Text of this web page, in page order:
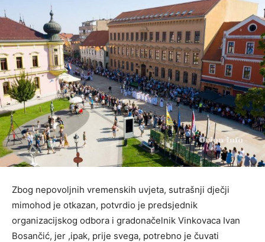
Zbog nepovoljnih vremenskih uvjeta, sutrašnji dječji
mimohod je otkazan, potvrdio je predsjednik
organizacijskog odbora i gradonačelnik Vinkovaca Ivan
Bosančić, jer ,ipak, prije svega, potrebno je čuvati